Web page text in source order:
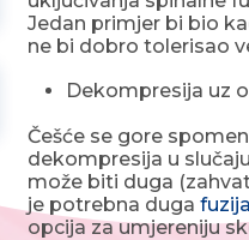
Jedan primjer bi bio
ne bi dobro tolerisao
Dekompresija uz
Češće se gore
dekompresija u
može biti duga
je potrebna duga fuzija
opcija za umjereniju